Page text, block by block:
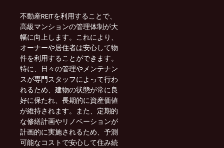
不動産REITを利用することで、
高級マンションの管理体制が大
幅に向上します。これにより、
オーナーや居住者は安心して物
件を利用することができます。
特に、日々の管理やメンテナン
スが専門スタッフによって行わ
れるため、建物の状態が常に良
好に保たれ、長期的に資産価値
が維持されます。また、定期的
な修繕計画やリノベーションが
計画的に実施されるため、予測
可能なコストで安心して住み続